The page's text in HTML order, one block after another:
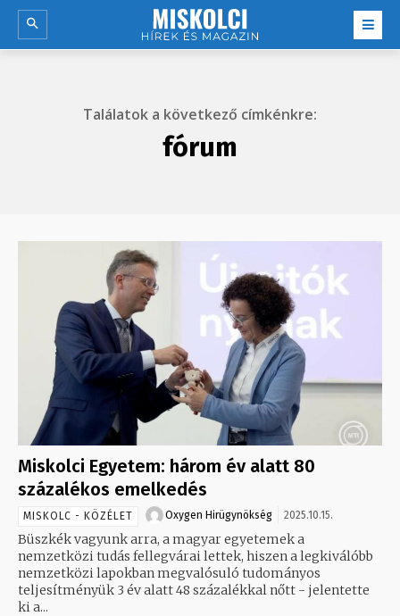
Találatok a következő címkénkre:
fórum
Miskolci Egyetem: három év alatt 80
százalékos emelkedés
MISKOLC - KÖZÉLET Oxygen Hirügynökség 2025.10.15.
Büszkék vagyunk arra, a magyar egyetemek a
nemzetközi tudás fellegvárai lettek, hiszen a legkiválóbb
nemzetközi lapokban megvalósuló tudományos
teljesítményük 3 év alatt 48 százalékkal nőtt - jelentette
ki a...